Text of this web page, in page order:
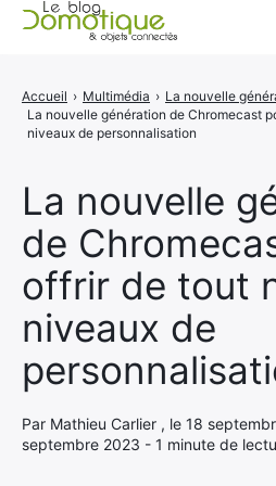
La nouvelle
de
offrir de tout
niveaux de
Par Mathieu Carlier , le 18
septembre 2023 - 1 minute de
Accueil › Multimédia ›
La nouvelle génération de Chromecast
niveaux de personnalisation
Catégories
CONTACT